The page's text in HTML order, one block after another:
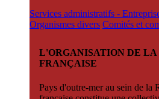
Services administratifs -
Organismes divers Comités et
L'ORGANISATION DE LA
FRANÇAISE
Pays d'outre-mer au sein de la